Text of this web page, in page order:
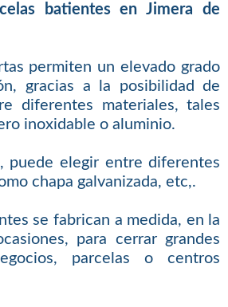
batientes en Jimera de
permiten un elevado grado
gracias a la posibilidad de
diferentes materiales, tales
inoxidable o aluminio.
puede elegir entre diferentes
chapa galvanizada, etc,.
se fabrican a medida, en la
para cerrar grandes
parcelas o centros